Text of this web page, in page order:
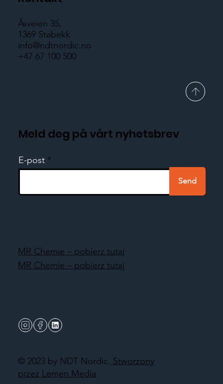
Åsveien 35,
1369 Stabekk
info@ndtnordic.no
+47 67 100 500
Meld deg på vårt nyhetsbrev
E-post
Send
© 2023 by NDT Nordic. Stworzony
przez Lemen Media
MR Chemie – pobierz tutaj
MR Chemie – pobierz tutaj